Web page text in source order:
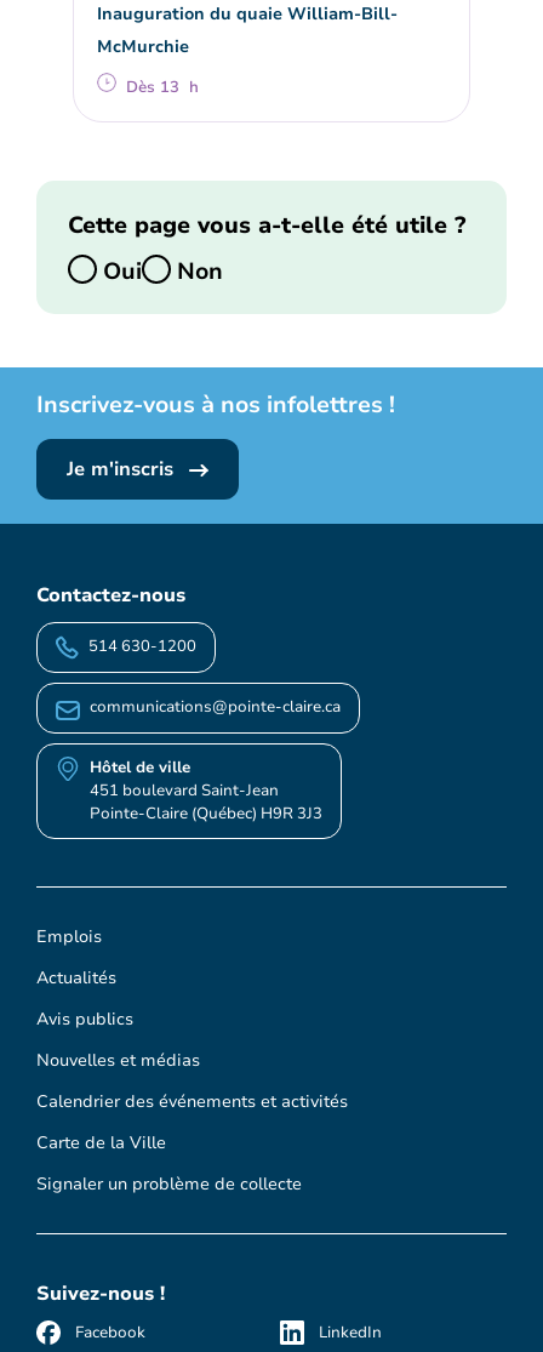
Inauguration du quaie William-Bill-
McMurchie
Dès 13 h
Cette page vous a-t-elle été utile ?
Oui
Non
Inscrivez-vous à nos infolettres !
Je m'inscris
Emplois
Actualités
Avis publics
Nouvelles et médias
Calendrier des événements et activités
Carte de la Ville
Signaler un problème de collecte
Contactez-nous
514 630-1200
communications@pointe-claire.ca
Hôtel de ville
451 boulevard Saint-Jean
Pointe-Claire (Québec) H9R 3J3
Suivez-nous !
Facebook LinkedIn